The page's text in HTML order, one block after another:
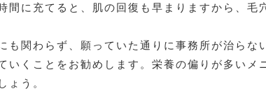
間に充てると、肌の回復も早まりますから、毛
も関わらず、願っていた通りに事務所が治らな
いくことをお勧めします。栄養の偏りが多いメ
ょう。